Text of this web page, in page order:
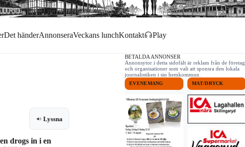
Det händerAnnonseraVeckans lunchKontakt Play
Lyssna
drogs in i en
BETALDA ANNONSER
Annonsytor i detta sidofält är reklam från de företag
och organisationer som valt att sponsra den lokala
journalistiken i sin hemkommun.
EVENEMANG MAT/DRYCK